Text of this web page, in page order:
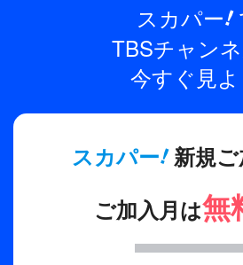
スカパー!
TBSチャン
今すぐ見
スカパー!新規
ご加入月は無